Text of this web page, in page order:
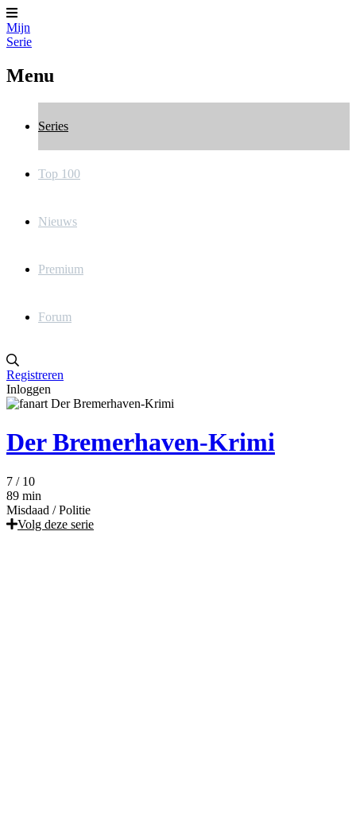
Mijn
Serie
Menu
Series
Top 100
Nieuws
Premium
Forum
Registreren
Inloggen
Der Bremerhaven-Krimi
7 / 10
89 min
Misdaad / Politie
Volg deze serie